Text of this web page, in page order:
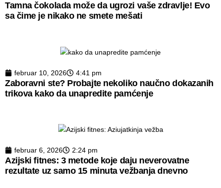
Tamna čokolada može da ugrozi vaše zdravlje! Evo
sa čime je nikako ne smete mešati
februar 10, 2026 4:41 pm
Zaboravni ste? Probajte nekoliko naučno dokazanih
trikova kako da unapredite pamćenje
februar 6, 2026 2:24 pm
Azijski fitnes: 3 metode koje daju neverovatne
rezultate uz samo 15 minuta vežbanja dnevno